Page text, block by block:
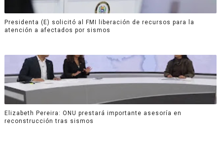
Presidenta (E) solicitó al FMI liberación de recursos para la
atención a afectados por sismos
Elizabeth Pereira: ONU prestará importante asesoría en
reconstrucción tras sismos